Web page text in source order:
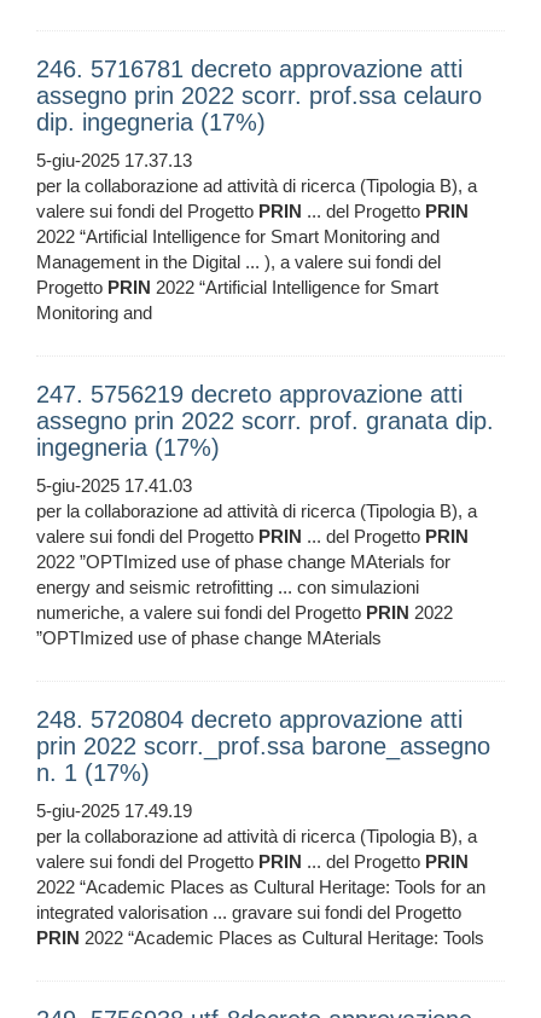
246. 5716781 decreto approvazione atti
assegno prin 2022 scorr. prof.ssa celauro
dip. ingegneria (17%)
5-giu-2025 17.37.13
per la collaborazione ad attività di ricerca (Tipologia B), a
valere sui fondi del Progetto PRIN ... del Progetto PRIN
2022 “Artificial Intelligence for Smart Monitoring and
Management in the Digital ... ), a valere sui fondi del
Progetto PRIN 2022 “Artificial Intelligence for Smart
Monitoring and
247. 5756219 decreto approvazione atti
assegno prin 2022 scorr. prof. granata dip.
ingegneria (17%)
5-giu-2025 17.41.03
per la collaborazione ad attività di ricerca (Tipologia B), a
valere sui fondi del Progetto PRIN ... del Progetto PRIN
2022 ”OPTImized use of phase change MAterials for
energy and seismic retrofitting ... con simulazioni
numeriche, a valere sui fondi del Progetto PRIN 2022
”OPTImized use of phase change MAterials
248. 5720804 decreto approvazione atti
prin 2022 scorr._prof.ssa barone_assegno
n. 1 (17%)
5-giu-2025 17.49.19
per la collaborazione ad attività di ricerca (Tipologia B), a
valere sui fondi del Progetto PRIN ... del Progetto PRIN
2022 “Academic Places as Cultural Heritage: Tools for an
integrated valorisation ... gravare sui fondi del Progetto
PRIN 2022 “Academic Places as Cultural Heritage: Tools